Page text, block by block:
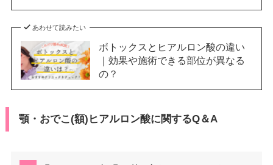
あわせて読みたい
ボトックスとヒアルロン酸の違い
｜効果や施術できる部位が異なる
の？
顎・おでこ(額)ヒアルロン酸に関するQ＆A